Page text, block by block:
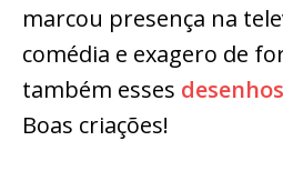
marcou presença na
comédia e exagero de
também esses
Boas criações!